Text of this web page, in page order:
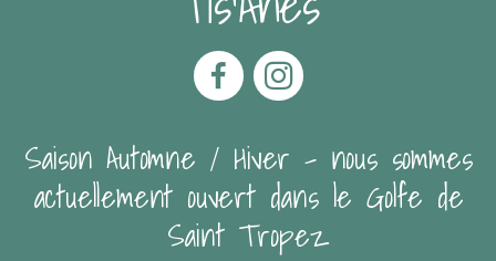
Saison Automne / Hiver - nous sommes
actuellement ouvert dans le Golfe de
Saint Tropez